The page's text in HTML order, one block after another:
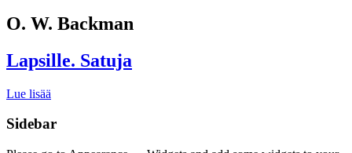
O. W. Backman
Lapsille. Satuja
Lue lisää
Sidebar